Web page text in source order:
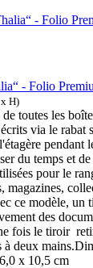
- Folio
H)
toutes les
via le rabat
pendant
du temps et
pour le
magazines,
ce modèle, un
des
fois le tiroir
à deux
x 10,5 cm